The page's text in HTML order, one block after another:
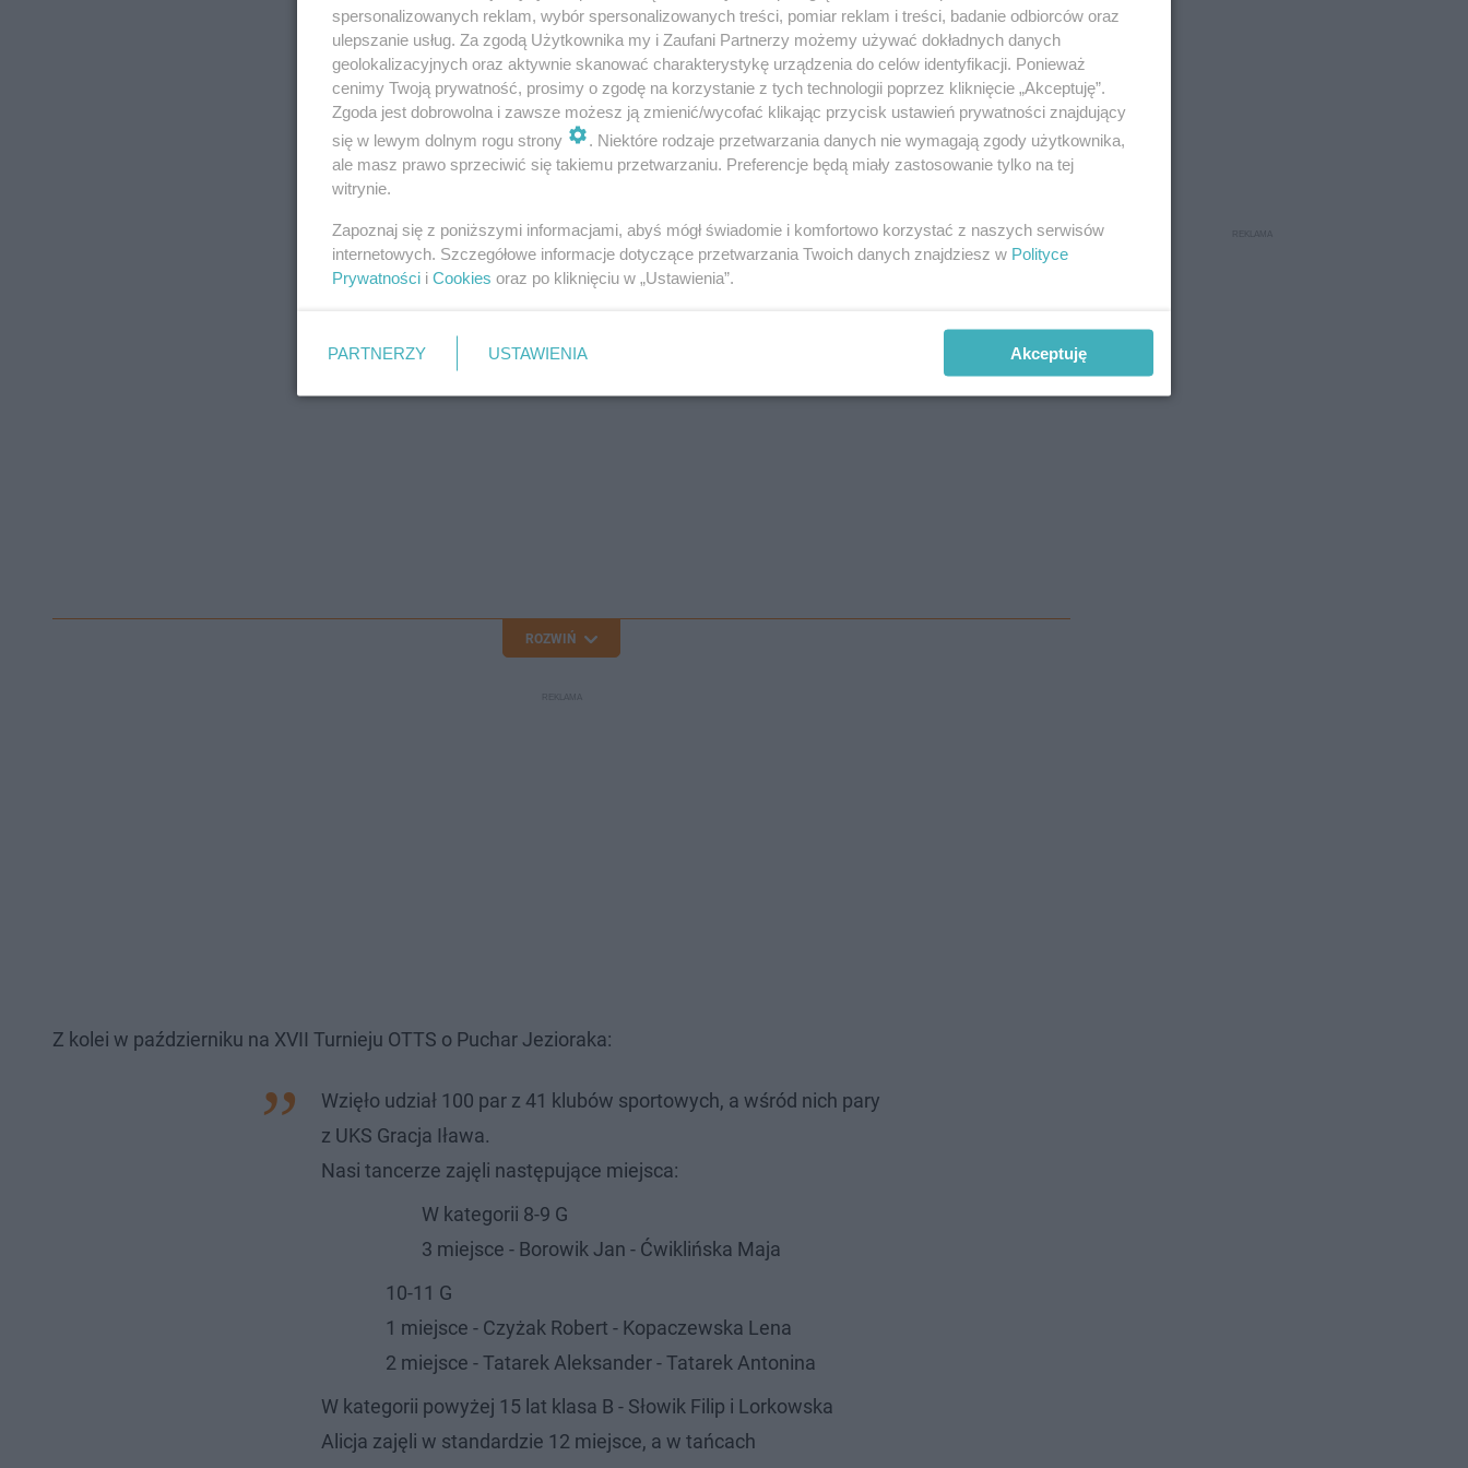
W trakcie turnieju pokaz swoich umiejętności zaprezentowała
najmłodsza grupa tańca towarzyskiego. - czytamy w relacji
Gracji.
ROZWIŃ
Z kolei w październiku na XVII Turnieju OTTS o Puchar Jezioraka:
Wzięło udział 100 par z 41 klubów sportowych, a wśród nich pary
z UKS Gracja Iława.
Nasi tancerze zajęli następujące miejsca:
W kategorii 8-9 G
3 miejsce - Borowik Jan - Ćwiklińska Maja
10-11 G
1 miejsce - Czyżak Robert - Kopaczewska Lena
2 miejsce - Tatarek Aleksander - Tatarek Antonina
W kategorii powyżej 15 lat klasa B - Słowik Filip i Lorkowska
Alicja zajęli w standardzie 12 miejsce, a w tańcach
spersonalizowanych reklam, wybór spersonalizowanych treści, pomiar reklam i treści, badanie odbiorców oraz
ulepszanie usług. Za zgodą Użytkownika my i Zaufani Partnerzy możemy używać dokładnych danych
geolokalizacyjnych oraz aktywnie skanować charakterystykę urządzenia do celów identyfikacji. Ponieważ
cenimy Twoją prywatność, prosimy o zgodę na korzystanie z tych technologii poprzez kliknięcie „Akceptuję”.
Zgoda jest dobrowolna i zawsze możesz ją zmienić/wycofać klikając przycisk ustawień prywatności znajdujący
się w lewym dolnym rogu strony
. Niektóre rodzaje przetwarzania danych nie wymagają zgody użytkownika,
ale masz prawo sprzeciwić się takiemu przetwarzaniu. Preferencje będą miały zastosowanie tylko na tej
witrynie.
Zapoznaj się z poniższymi informacjami, abyś mógł świadomie i komfortowo korzystać z naszych serwisów
internetowych. Szczegółowe informacje dotyczące przetwarzania Twoich danych znajdziesz w Polityce
Prywatności i Cookies oraz po kliknięciu w „Ustawienia”.
PARTNERZY USTAWIENIA Akceptuję